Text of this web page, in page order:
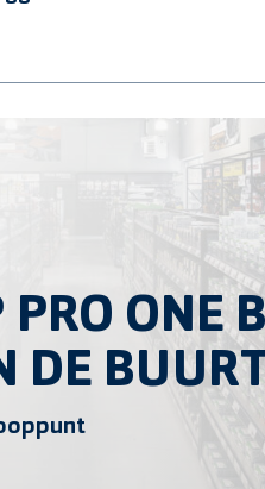
PRO ONE
DE